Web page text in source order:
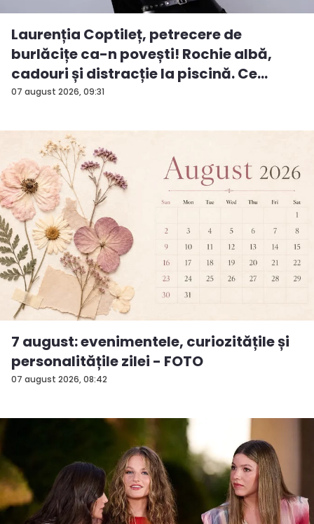
07 august 2026, 09:31
Laurenția Coptileț, petrecere de
burlăcițe ca-n povești! Rochie albă,
cadouri și distracție la piscină. Ce
surp...
07 august 2026, 08:42
7 august: evenimentele, curiozitățile și
personalitățile zilei - FOTO